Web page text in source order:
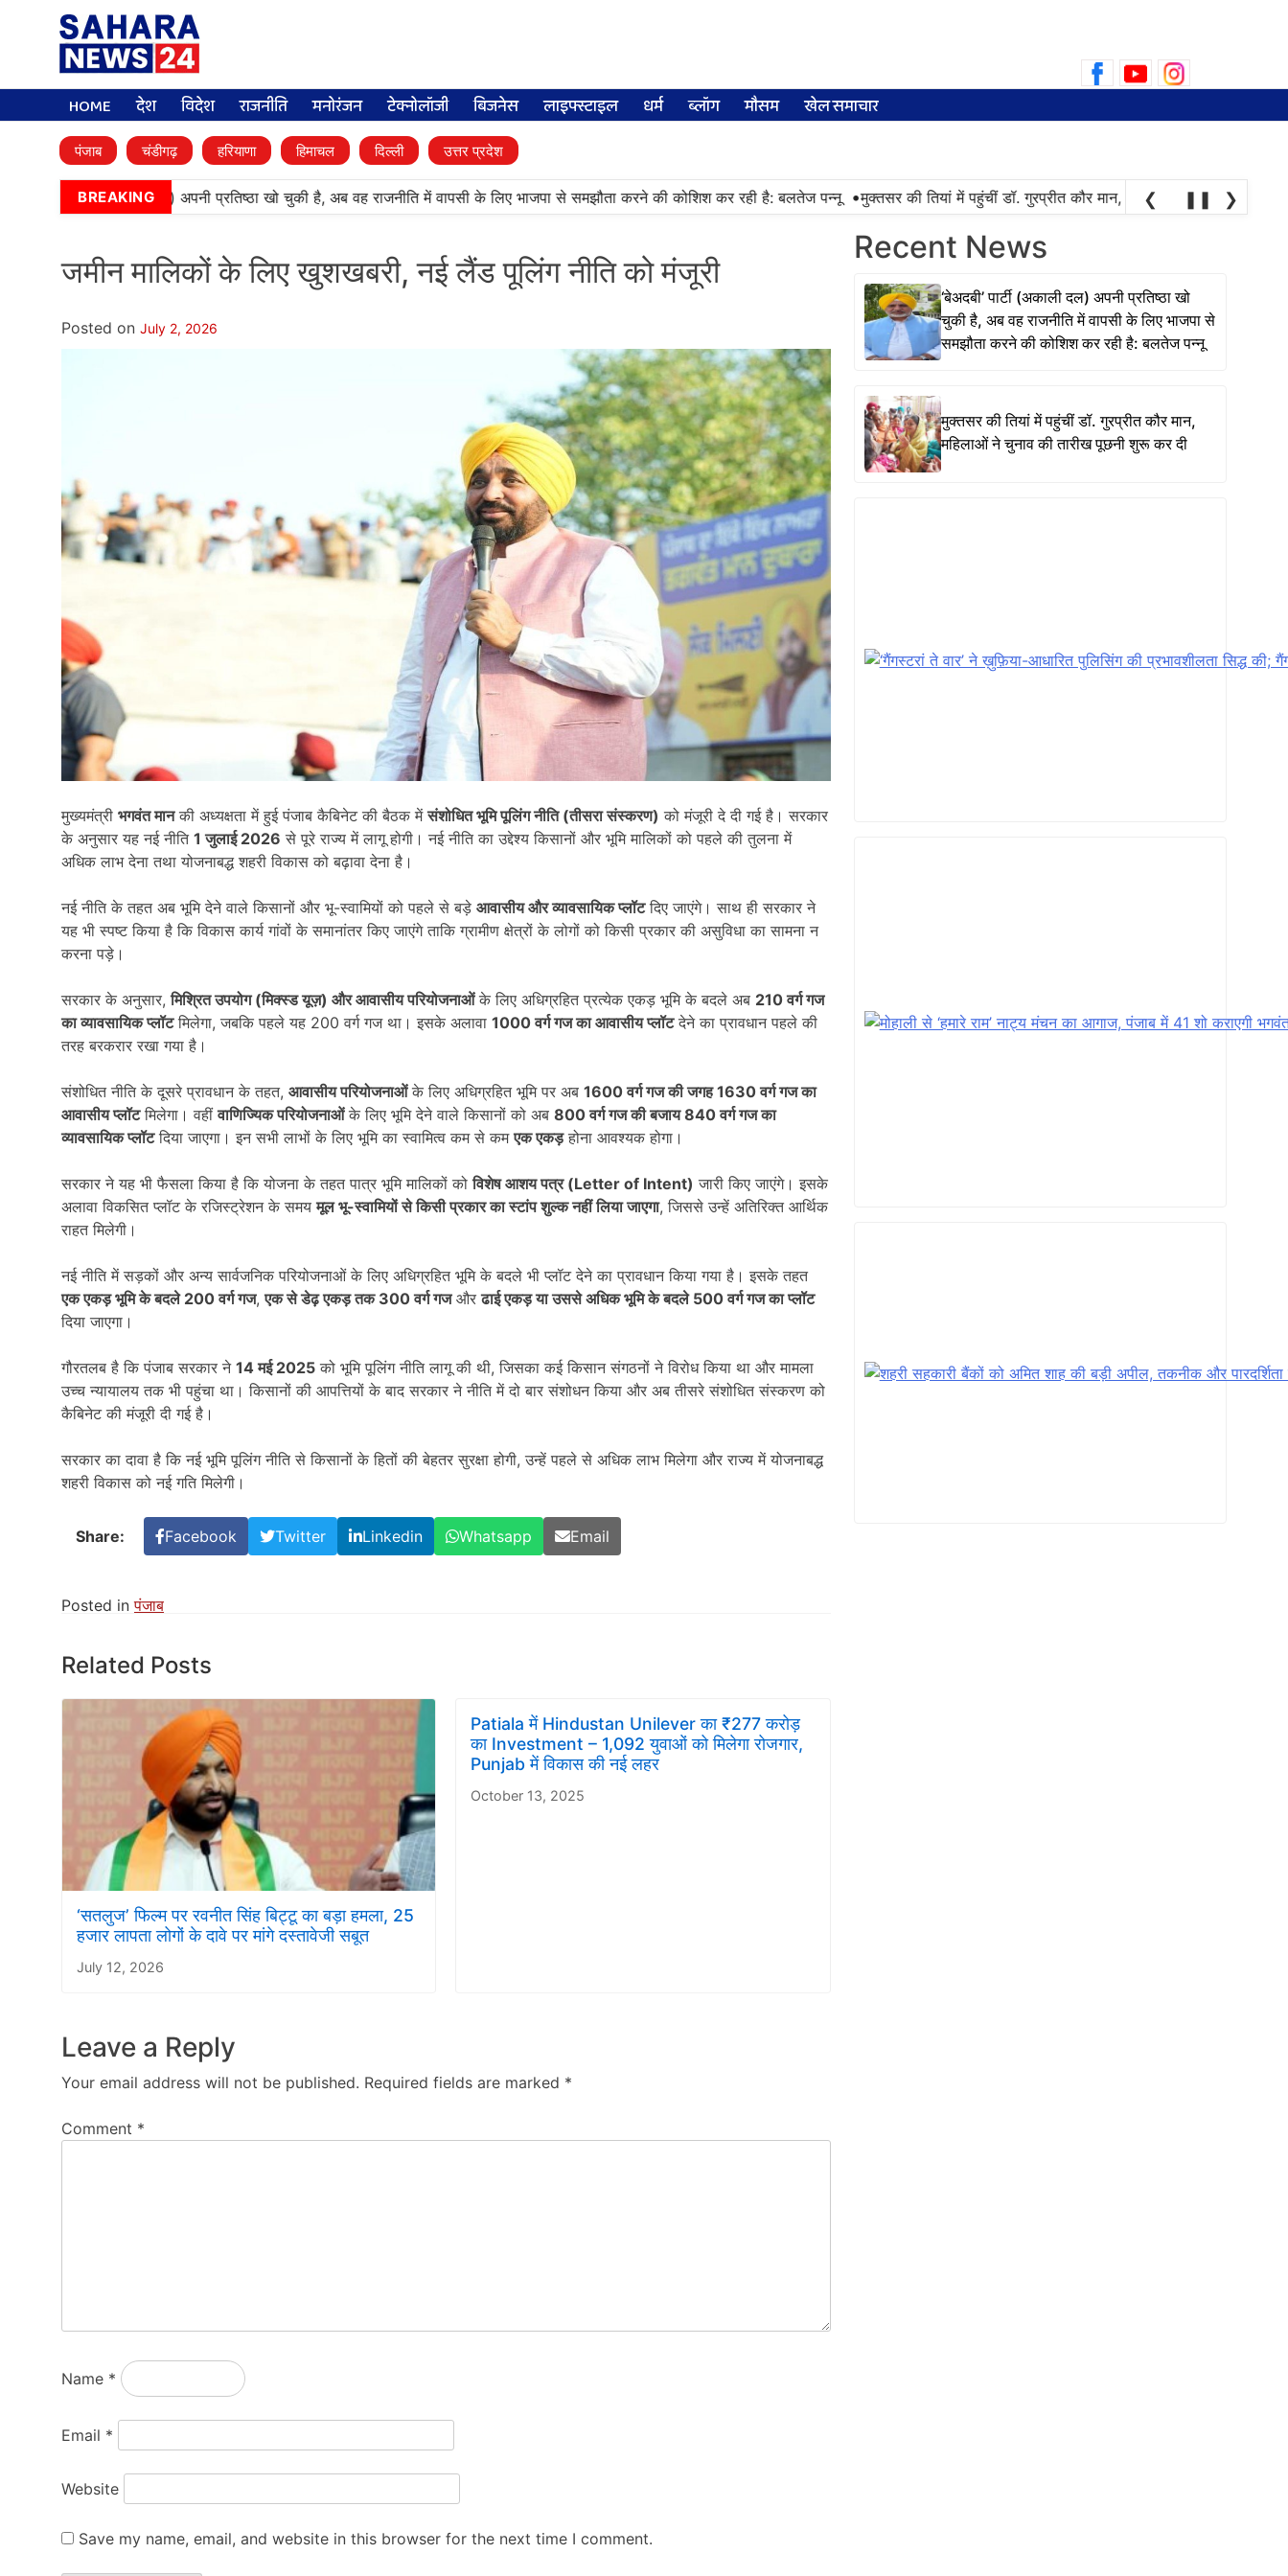
for:
HOME देश विदेश राजनीति मनोरंजन टेक्नोलॉजी बिजनेस लाइफ्स्टाइल धर्म ब्लॉग मौसम खेल समाचार
पंजाब चंडीगढ़ हरियाणा हिमाचल दिल्ली उत्तर प्रदेश
BREAKING
पार्टी (अकाली दल) अपनी प्रतिष्ठा खो चुकी है, अब वह राजनीति में वापसी के लिए भाजपा से समझौता करने की कोशिश कर रही है: बलतेज पन्नू •मुक्तसर की तियां में पहुंचीं डॉ. गुरप्रीत कौर मान, महिलाओं ने चुनाव की तारीख
❮ ❚❚ ❯
जमीन मालिकों के लिए खुशखबरी, नई लैंड पूलिंग नीति को मंजूरी
Posted on July 2, 2026
मुख्यमंत्री भगवंत मानकी अध्यक्षता में हुई पंजाब कैबिनेट की बैठक मेंसंशोधित भूमि पूलिंग नीति (तीसरा संस्करण) को मंजूरी दे दी गई है। सरकार
के अनुसार यह नई नीति 1 जुलाई 2026 से पूरे राज्य में लागू होगी। नई नीति का उद्देश्य किसानों और भूमि मालिकों को पहले की तुलना में
अधिक लाभ देना तथा योजनाबद्ध शहरी विकास को बढ़ावा देना है।
नई नीति के तहत अब भूमि देने वाले किसानों और भू-स्वामियों को पहले से बड़े आवासीय और व्यावसायिक प्लॉटदिए जाएंगे। साथ ही सरकार ने
यह भी स्पष्ट किया है कि विकास कार्य गांवों के समानांतर किए जाएंगे ताकि ग्रामीण क्षेत्रों के लोगों को किसी प्रकार की असुविधा का सामना न
करना पड़े।
सरकार के अनुसार,मिश्रित उपयोग (मिक्स्ड यूज़) और आवासीय परियोजनाओंके लिए अधिग्रहित प्रत्येक एकड़ भूमि के बदले अब 210 वर्ग गज
का व्यावसायिक प्लॉटमिलेगा, जबकि पहले यह 200 वर्ग गज था। इसके अलावा 1000 वर्ग गज का आवासीय प्लॉटदेने का प्रावधान पहले की
तरह बरकरार रखा गया है।
संशोधित नीति के दूसरे प्रावधान के तहत, आवासीय परियोजनाओंके लिए अधिग्रहित भूमि पर अब 1600 वर्ग गज की जगह 1630 वर्ग गज का
आवासीय प्लॉटमिलेगा। वहींवाणिज्यिक परियोजनाओंके लिए भूमि देने वाले किसानों को अब 800 वर्ग गज की बजाय 840 वर्ग गज का
व्यावसायिक प्लॉटदिया जाएगा। इन सभी लाभों के लिए भूमि का स्वामित्व कम से कमएक एकड़होना आवश्यक होगा।
सरकार ने यह भी फैसला किया है कि योजना के तहत पात्र भूमि मालिकों कोविशेष आशय पत्र (Letter of Intent) जारी किए जाएंगे। इसके
अलावा विकसित प्लॉट के रजिस्ट्रेशन के समयमूल भू-स्वामियों से किसी प्रकार का स्टांप शुल्क नहीं लिया जाएगा, जिससे उन्हें अतिरिक्त आर्थिक
राहत मिलेगी।
नई नीति में सड़कों और अन्य सार्वजनिक परियोजनाओं के लिए अधिग्रहित भूमि के बदले भी प्लॉट देने का प्रावधान किया गया है। इसके तहत
एक एकड़ भूमि के बदले 200 वर्ग गज,एक से डेढ़ एकड़ तक 300 वर्ग गजऔरढाई एकड़ या उससे अधिक भूमि के बदले 500 वर्ग गज का प्लॉट
दिया जाएगा।
गौरतलब है कि पंजाब सरकार ने 14 मई 2025 को भूमि पूलिंग नीति लागू की थी, जिसका कई किसान संगठनों ने विरोध किया था और मामला
उच्च न्यायालय तक भी पहुंचा था। किसानों की आपत्तियों के बाद सरकार ने नीति में दो बार संशोधन किया और अब तीसरे संशोधित संस्करण को
कैबिनेट की मंजूरी दी गई है।
सरकार का दावा है कि नई भूमि पूलिंग नीति से किसानों के हितों की बेहतर सुरक्षा होगी, उन्हें पहले से अधिक लाभ मिलेगा और राज्य में योजनाबद्ध
शहरी विकास को नई गति मिलेगी।
Share: Facebook Twitter Linkedin Whatsapp Email
Posted inपंजाब
Related Posts
‘सतलुज’ फिल्म पर रवनीत सिंह बिट्टू का बड़ा हमला, 25
हजार लापता लोगों के दावे पर मांगे दस्तावेजी सबूत
July 12, 2026
Patiala में Hindustan Unilever का ₹277 करोड़
का Investment – 1,092 युवाओं को मिलेगा रोजगार,
Punjab में विकास की नई लहर
October 13, 2025
Leave a Reply
Your email address will not be published. Required fields are marked *
Comment *
Name *
Email *
Website
Save my name, email, and website in this browser for the next time I comment.
Recent News
‘बेअदबी’ पार्टी (अकाली दल) अपनी प्रतिष्ठा खो
चुकी है, अब वह राजनीति में वापसी के लिए भाजपा से
समझौता करने की कोशिश कर रही है: बलतेज पन्नू
मुक्तसर की तियां में पहुंचीं डॉ. गुरप्रीत कौर मान,
महिलाओं ने चुनाव की तारीख पूछनी शुरू कर दी